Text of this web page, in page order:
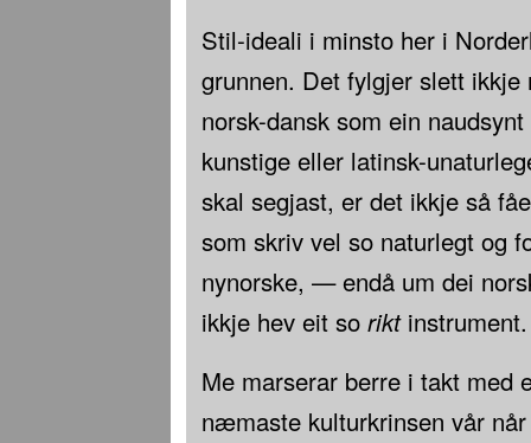
Stil-ideali i minsto her i
grunnen. Det fylgjer slett ikkje
norsk-dansk som ein
kunstige eller latinsk-
skal segjast, er det ikkje så
som skriv vel so naturlegt og
nynorske, — endå um dei
ikkje hev eit so riktinstrument.
Me marserar berre i takt med
næmaste kulturkrinsen vår